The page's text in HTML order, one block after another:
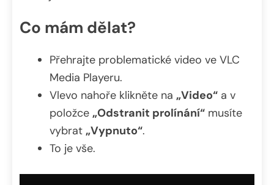
Co mám dělat?
Přehrajte problematické video ve VLC
Media Playeru.
Vlevo nahoře klikněte na „Video“ a v
položce „Odstranit prolínání“ musíte
vybrat „Vypnuto“.
To je vše.